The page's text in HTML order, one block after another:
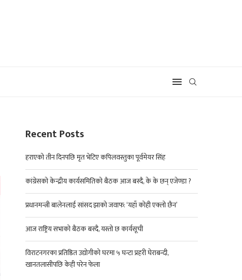
Recent Posts
हराएको तीन दिनपछि मृत भेटिए कपिलवस्तुका पूर्वमेयर सिंह
कांग्रेसको केन्द्रीय कार्यसमितिको बैठक आज बस्दै, के के छन् एजेण्डा ?
प्रधानमन्त्री बालेनलाई सांसद झाको जवाफ: ‘यहाँ कोही एक्लो छैन’
आज राष्ट्रिय सभाको बैठक बस्दै, यस्तो छ कार्यसूची
विराटनगरका प्रतिष्ठित उद्योगीको घरमा ५ घन्टा प्रहरी घेराबन्दी,
खानतलासीपछि केही परेन फेला